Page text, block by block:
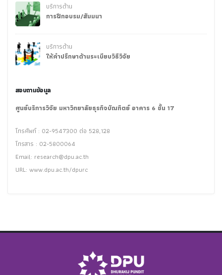
บริการด้าน
การฝึกอบรม/สัมมนา
บริการด้าน
ให้คำปรึกษาด้านระเบียบวิธีวิจัย
สอบถามข้อมูล
ศูนย์บริการวิจัย มหาวิทยาลัยธุรกิจบัณฑิตย์ อาคาร 6 ชั้น 17
โทรศัพท์ : 02-9547300 ต่อ 528,128
โทรสาร : 02-5800064
Email: research@dpu.ac.th
URL: www.dpu.ac.th/dpurc